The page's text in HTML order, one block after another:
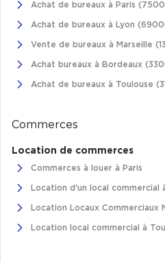
Achat de bureaux à Paris
Achat de bureaux à Lyon
Vente de bureaux à Marseille
Achat bureaux à Bordeaux
Achat de bureaux à Toulouse
Commerces
Location de commerces
Commerces à louer à Paris
Location d'un local commercial
Location Locaux Commerciaux
Location local commercial à